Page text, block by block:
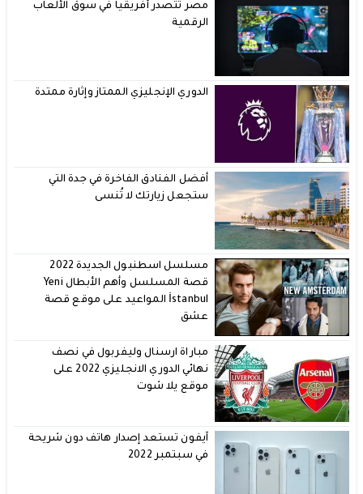
مصر تتصدر أفريقياً في سوق الألعاب
الرقمية
الدوري الإنجليزي الممتاز وإثارة ممتدة
أفضل الفنادق الفاخرة في جدة التي
ستجعل زيارتك لا تُنسى
مسلسل اسطنبول الجديدة 2022
قصة المسلسل وأهم الأبطال Yeni
İstanbul المواعيد على موقع قصة
عشق
مباراة ارسنال وليفربول في نصف
نهائي الدوري الانجليزي 2022 على
موقع يلا شوت
آيفون تستعد إصدار هاتف دون شريحة
في سبتمبر 2022